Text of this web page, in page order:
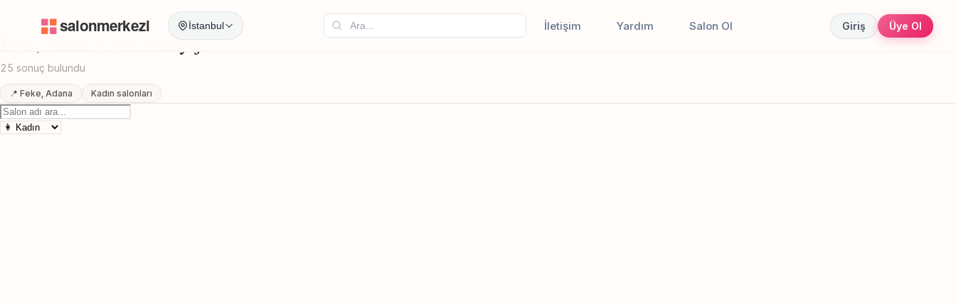
İstanbul İletişim Yardım Salon Ol Giriş Üye Ol
Gelin Makyajı
Feke, Adana Gelin Makyajı
25 sonuç bulundu
📍 Feke, Adana Kadın salonları
Canlı sonuçlar Online randevu